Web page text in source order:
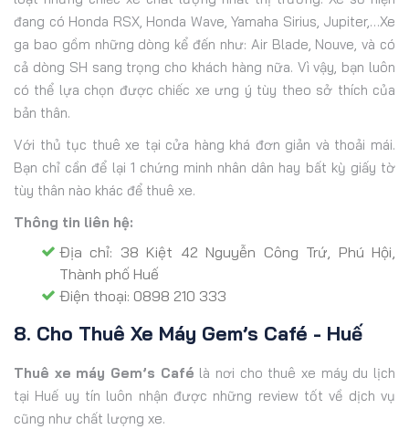
đang có Honda RSX, Honda Wave, Yamaha Sirius, Jupiter,…Xe
ga bao gồm những dòng kể đến như: Air Blade, Nouve, và có
cả dòng SH sang trọng cho khách hàng nữa. Vì vậy, bạn luôn
có thể lựa chọn được chiếc xe ưng ý tùy theo sở thích của
bản thân.
Với thủ tục thuê xe tại cửa hàng khá đơn giản và thoải mái.
Bạn chỉ cần để lại 1 chứng minh nhân dân hay bất kỳ giấy tờ
tùy thân nào khác để thuê xe.
Thông tin liên hệ:
Địa chỉ: 38 Kiệt 42 Nguyễn Công Trứ, Phú Hội,
Thành phố Huế
Điện thoại: 0898 210 333
8. Cho Thuê Xe Máy Gem’s Café - Huế
Thuê xe máy Gem’s Café là nơi cho thuê xe máy du lịch
tại Huế uy tín luôn nhận được những review tốt về dịch vụ
cũng như chất lượng xe.